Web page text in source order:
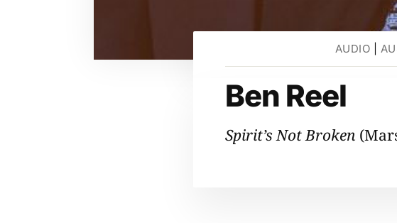
AUDIO
Ben Reel
Spirit’s Not Broken